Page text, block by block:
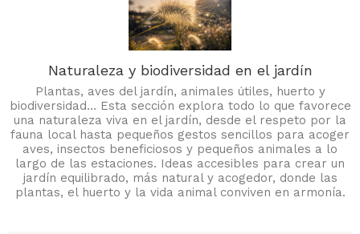
Naturaleza y biodiversidad en el jardín
Plantas, aves del jardín, animales útiles, huerto y
biodiversidad… Esta sección explora todo lo que favorece
una naturaleza viva en el jardín, desde el respeto por la
fauna local hasta pequeños gestos sencillos para acoger
aves, insectos beneficiosos y pequeños animales a lo
largo de las estaciones. Ideas accesibles para crear un
jardín equilibrado, más natural y acogedor, donde las
plantas, el huerto y la vida animal conviven en armonía.